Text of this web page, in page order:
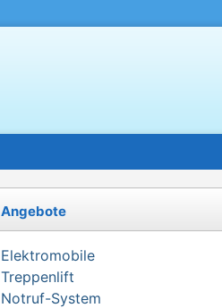
Angebote
Elektromobile
Treppenlift
Notruf-System